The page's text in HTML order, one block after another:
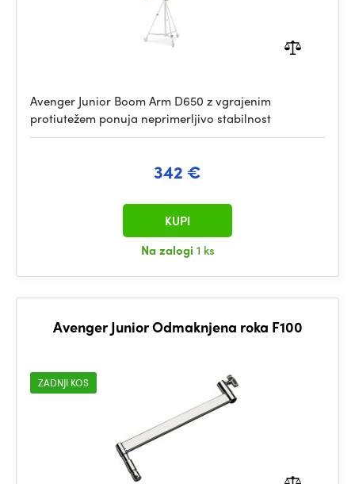
Avenger Junior Boom Arm D650 z vgrajenim
protiutežem ponuja neprimerljivo stabilnost
342 €
Na zalogi 1 ks
KUPI
Avenger Junior Odmaknjena roka F100
ZADNJI KOS